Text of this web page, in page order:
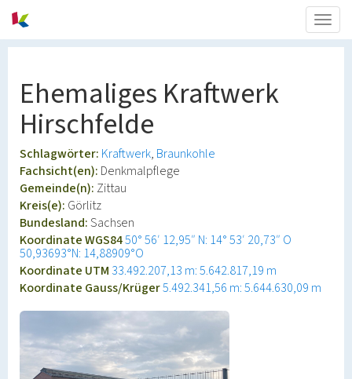
Ehemaliges Kraftwerk
Hirschfelde
Schlagwörter: Kraftwerk Braunkohle
Fachsicht(en): Denkmalpflege
Gemeinde(n): Zittau
Kreis(e): Görlitz
Bundesland:Sachsen
Koordinate WGS8450° 56′ 12,95″ N: 14° 53′ 20,73″ O
50,93693°N: 14,88909°O
Koordinate UTM 33.492.207,13 m: 5.642.817,19 m
Koordinate Gauss/Krüger5.492.341,56 m: 5.644.630,09 m